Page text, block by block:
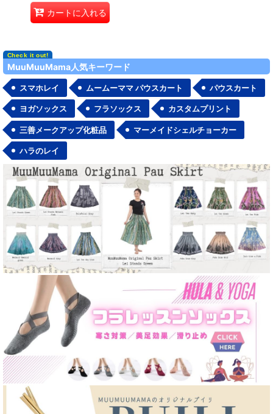
カートに入れる
MuuMuuMama人気キーワード
スマホレイ ムームーママ パウスカート パウスカート
ヨガソックス フラソックス カスタムプリント
三善メークアップ化粧品 マーメイドシェルチョーカー
ハラのレイ